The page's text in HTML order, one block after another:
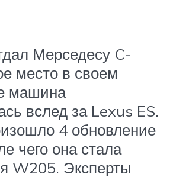
Мерседесу C-
место в своем
машина
вслед за Lexus ES.
4 обновление
чего она стала
W205. Эксперты